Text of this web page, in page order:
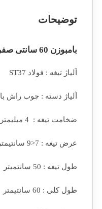
توضیحات
بامبوزن 60 سانتی صفری
آلیاژ تیغه : فولاد ST37
آلیاژ دسته : چوب راش
ضخامت تیغه : 4 میلیمتر
عرض تیغه : 7<9 سانتیمتر
طول تیغه : 50 سانتمیتر
طول کلی : 60 سانتیمتر